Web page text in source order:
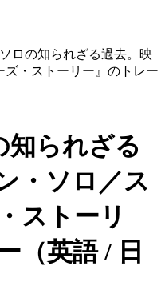
ロの知られざる過去。映
・ストーリー』のトレー
知られざる
・ソロ／ス
ストーリ
（英語 / 日